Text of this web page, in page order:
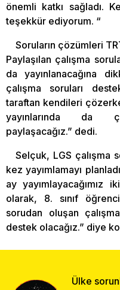
önemli katkı sağladı.
teşekkür ediyorum. “
Soruların çözümleri
Paylaşılan çalışma
da yayınlanacağına
çalışma soruları
taraftan kendileri
yayınlarında da
paylaşacağız.” dedi.
Selçuk, LGS çalışma
kez yayımlamayı
ay yayımlayacağımız
olarak, 8. sınıf
sorudan oluşan
destek olacağız.” diye
Ülke